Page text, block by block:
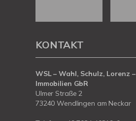
KONTAKT
WSL – Wahl, Schulz, Lorenz –
Immobilien GbR
Ulmer Straße 2
73240 Wendlingen am Neckar